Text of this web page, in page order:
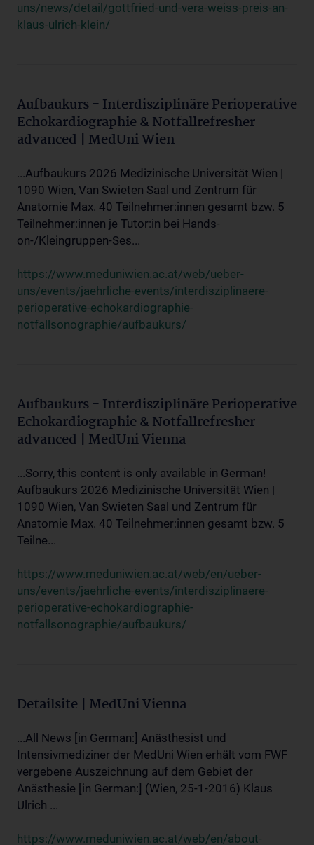
uns/news/detail/gottfried-und-vera-weiss-preis-an-
klaus-ulrich-klein/
Aufbaukurs - Interdisziplinäre Perioperative
Echokardiographie & Notfallrefresher
advanced | MedUni Wien
...Aufbaukurs 2026 Medizinische Universität Wien |
1090 Wien, Van Swieten Saal und Zentrum für
Anatomie Max. 40 Teilnehmer:innen gesamt bzw. 5
Teilnehmer:innen je Tutor:in bei Hands-
on-/Kleingruppen-Ses...
https://www.meduniwien.ac.at/web/ueber-
uns/events/jaehrliche-events/interdisziplinaere-
perioperative-echokardiographie-
notfallsonographie/aufbaukurs/
Aufbaukurs - Interdisziplinäre Perioperative
Echokardiographie & Notfallrefresher
advanced | MedUni Vienna
...Sorry, this content is only available in German!
Aufbaukurs 2026 Medizinische Universität Wien |
1090 Wien, Van Swieten Saal und Zentrum für
Anatomie Max. 40 Teilnehmer:innen gesamt bzw. 5
Teilne...
https://www.meduniwien.ac.at/web/en/ueber-
uns/events/jaehrliche-events/interdisziplinaere-
perioperative-echokardiographie-
notfallsonographie/aufbaukurs/
Detailsite | MedUni Vienna
...All News [in German:] Anästhesist und
Intensivmediziner der MedUni Wien erhält vom FWF
vergebene Auszeichnung auf dem Gebiet der
Anästhesie [in German:] (Wien, 25-1-2016) Klaus
Ulrich ...
https://www.meduniwien.ac.at/web/en/about-